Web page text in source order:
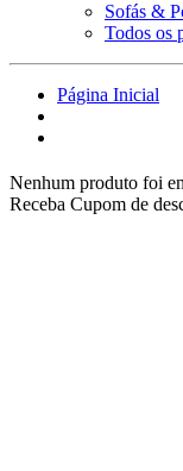
Sofás &
Todos os
Página Inicial
Nenhum produto foi
Receba Cupom de